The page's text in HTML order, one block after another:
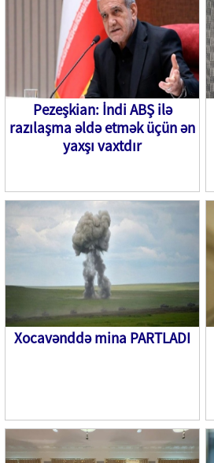
Pezeşkian: İndi ABŞ ilə
razılaşma əldə etmək üçün ən
yaxşı vaxtdır
Xocavənddə mina PARTLADI